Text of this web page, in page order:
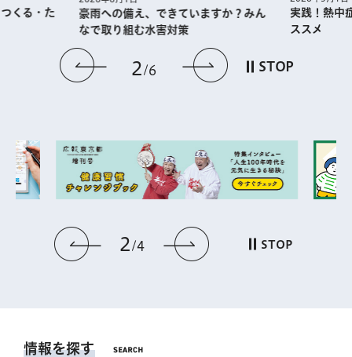
前のスライドを表示
2 6 次のスライドを
STOP
くる・た
豪雨への備え、できていますか？みん
なで取り組む水害対策
実践！熱中
ススメ
前のスライドを表示
2 4 次のスライドを表
STOP
情報を探す